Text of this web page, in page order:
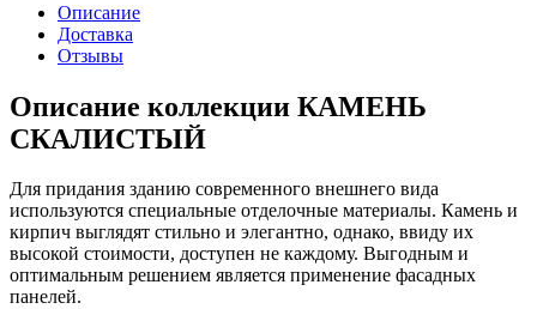
Описание
Доставка
Отзывы
Описание коллекции КАМЕНЬ
СКАЛИСТЫЙ
Для придания зданию современного внешнего вида
используются специальные отделочные материалы. Камень и
кирпич выглядят стильно и элегантно, однако, ввиду их
высокой стоимости, доступен не каждому. Выгодным и
оптимальным решением является применение фасадных
панелей.